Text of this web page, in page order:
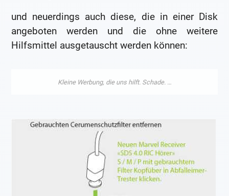
und neuerdings auch diese, die in einer Disk
angeboten werden und die ohne weitere
Hilfsmittel ausgetauscht werden können: